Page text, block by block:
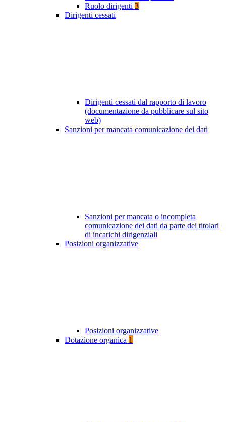
Ruolo dirigenti 3
Dirigenti cessati
Dirigenti cessati dal rapporto di lavoro
(documentazione da pubblicare sul sito
web)
Sanzioni per mancata comunicazione dei dati
Sanzioni per mancata o incompleta
comunicazione dei dati da parte dei titolari
di incarichi dirigenziali
Posizioni organizzative
Posizioni organizzative
Dotazione organica 1